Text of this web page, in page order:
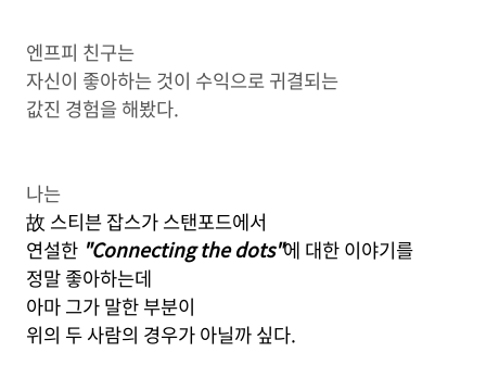
엔프피 친구는
자신이 좋아하는 것이 수익으로 귀결되는
값진 경험을 해봤다.
나는
故 스티븐 잡스가 스탠포드에서
연설한 "Connecting the dots"에 대한 이야기를
정말 좋아하는데
아마 그가 말한 부분이
위의 두 사람의 경우가 아닐까 싶다.